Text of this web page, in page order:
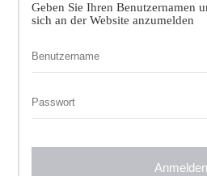
Geben Sie Ihren Benutzernamen
sich an der Website anzumelden